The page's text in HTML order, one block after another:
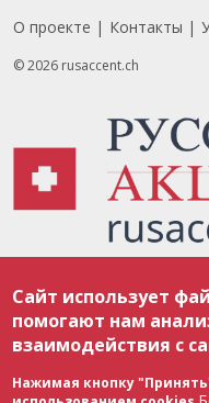
Footer
О проекте Контакты
© 2026 rusaccent.ch
соответствии с
международными
материалов возможно только с
или частичного
ОБЯЗАТЕЛЬНА АКТИВНАЯ
текст. Фотоизображения,
ее исключительной
Сайт использует
помогают нам
взаимодействия с
Нажимая кнопку